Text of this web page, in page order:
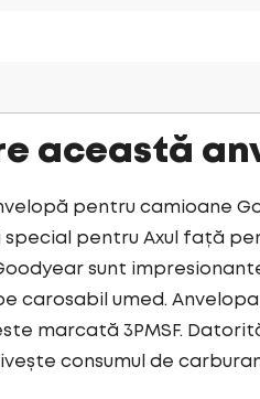
această
pentru camioane
pentru Axul față
sunt
carosabil umed.
marcată 3PMSF.
consumul de